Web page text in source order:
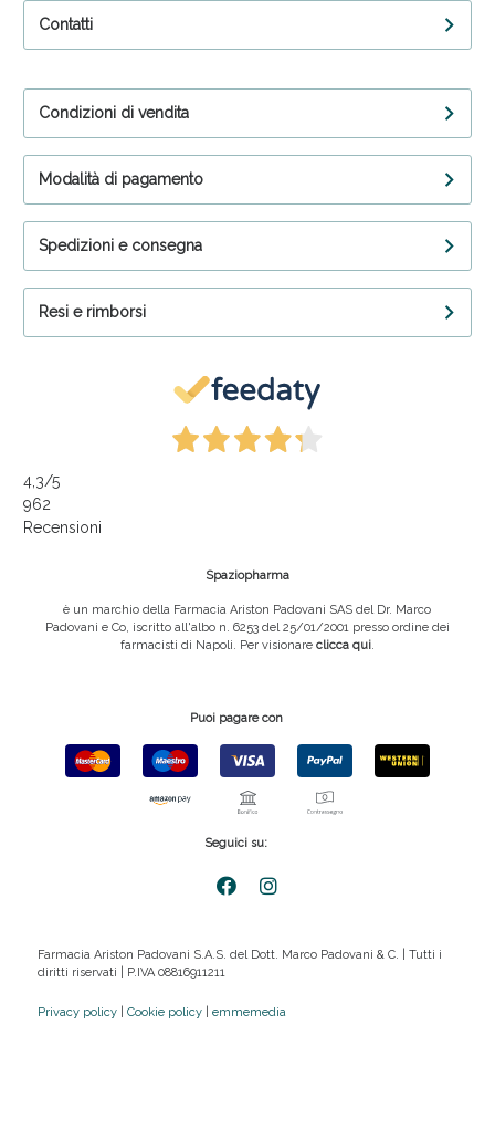
Contatti
Condizioni di vendita
Modalità di pagamento
Spedizioni e consegna
Resi e rimborsi
4,3/5
962
Recensioni
Spaziopharma
è un marchio della Farmacia Ariston Padovani SAS del Dr. Marco
Padovani e Co, iscritto all'albo n. 6253 del 25/01/2001 presso ordine dei
farmacisti di Napoli. Per visionare clicca qui.
Puoi pagare con
Seguici su:
Farmacia Ariston Padovani S.A.S. del Dott. Marco Padovani & C. | Tutti i
diritti riservati | P.IVA 08816911211
Privacy policy| Cookie policy| emmemedia